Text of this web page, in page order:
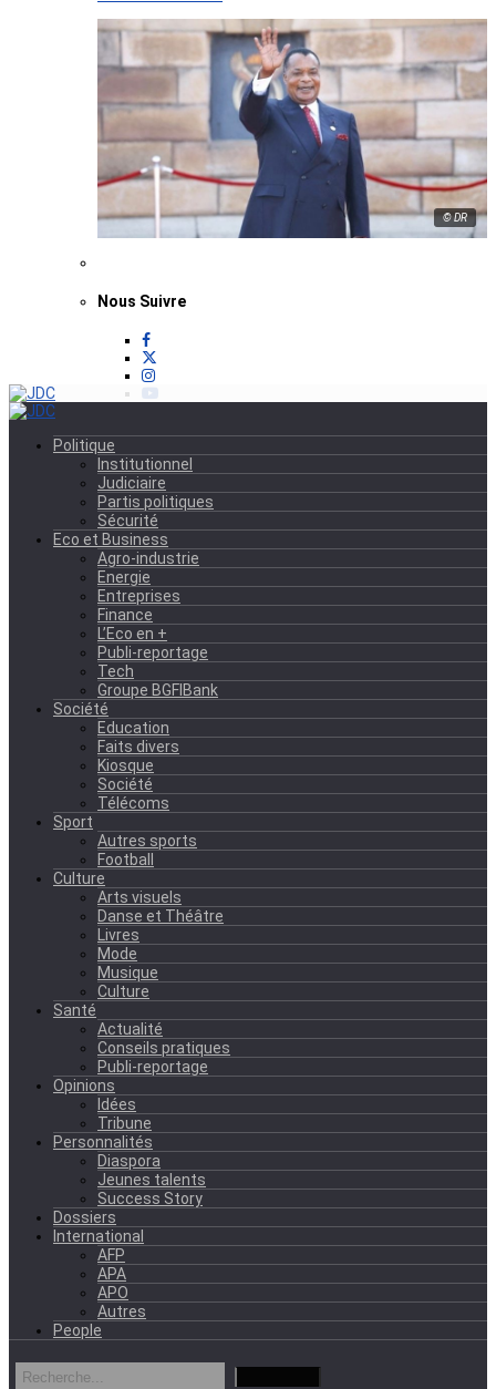
© DR
Nous Suivre
Politique
Institutionnel
Judiciaire
Partis politiques
Sécurité
Eco et Business
Agro-industrie
Energie
Entreprises
Finance
L’Eco en +
Publi-reportage
Tech
Groupe BGFIBank
Société
Education
Faits divers
Kiosque
Société
Télécoms
Sport
Autres sports
Football
Culture
Arts visuels
Danse et Théâtre
Livres
Mode
Musique
Culture
Santé
Actualité
Conseils pratiques
Publi-reportage
Opinions
Idées
Tribune
Personnalités
Diaspora
Jeunes talents
Success Story
Dossiers
International
AFP
APA
APO
Autres
People